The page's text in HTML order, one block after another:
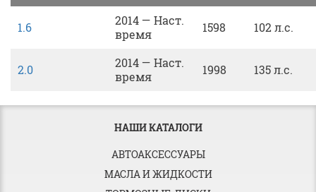
1.6
2014 — Наст.
время
1598 102 л.с.
2.0
2014 — Наст.
время
1998 135 л.с.
НАШИ КАТАЛОГИ
АВТОАКСЕССУАРЫ
МАСЛА И ЖИДКОСТИ